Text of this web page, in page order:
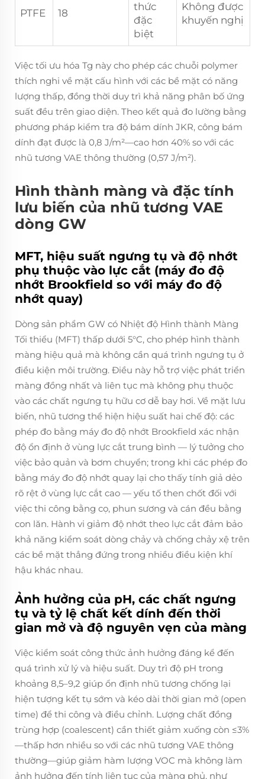
PTFE 18
thức
đặc
biệt
Không được
khuyến nghị
Việc tối ưu hóa Tg này cho phép các chuỗi polymer
thích nghi về mặt cấu hình với các bề mặt có năng
lượng thấp, đồng thời duy trì khả năng phân bố ứng
suất đều trên giao diện. Theo kết quả đo lường bằng
phương pháp kiểm tra độ bám dính JKR, công bám
dính đạt được là 0,8 J/m²—cao hơn 40% so với các
nhũ tương VAE thông thường (0,57 J/m²).
Hình thành màng và đặc tính
lưu biến của nhũ tương VAE
dòng GW
MFT, hiệu suất ngưng tụ và độ nhớt
phụ thuộc vào lực cắt (máy đo độ
nhớt Brookfield so với máy đo độ
nhớt quay)
Dòng sản phẩm GW có Nhiệt độ Hình thành Màng
Tối thiểu (MFT) thấp dưới 5°C, cho phép hình thành
màng hiệu quả mà không cần quá trình ngưng tụ ở
điều kiện môi trường. Điều này hỗ trợ việc phát triển
màng đồng nhất và liên tục mà không phụ thuộc
vào các chất ngưng tụ hữu cơ dễ bay hơi. Về mặt lưu
biến, nhũ tương thể hiện hiệu suất hai chế độ: các
phép đo bằng máy đo độ nhớt Brookfield xác nhận
độ ổn định ở vùng lực cắt trung bình — lý tưởng cho
việc bảo quản và bơm chuyển; trong khi các phép đo
bằng máy đo độ nhớt quay lại cho thấy tính giả dẻo
rõ rệt ở vùng lực cắt cao — yếu tố then chốt đối với
việc thi công bằng cọ, phun sương và cán đều bằng
con lăn. Hành vi giảm độ nhớt theo lực cắt đảm bảo
khả năng kiểm soát dòng chảy và chống chảy xệ trên
các bề mặt thẳng đứng trong nhiều điều kiện khí
hậu khác nhau.
Ảnh hưởng của pH, các chất ngưng
tụ và tỷ lệ chất kết dính đến thời
gian mở và độ nguyên vẹn của màng
Việc kiểm soát công thức ảnh hưởng đáng kể đến
quá trình xử lý và hiệu suất. Duy trì độ pH trong
khoảng 8,5–9,2 giúp ổn định nhũ tương chống lại
hiện tượng kết tụ sớm và kéo dài thời gian mở (open
time) để thi công và điều chỉnh. Lượng chất đồng
trùng hợp (coalescent) cần thiết giảm xuống còn ≤3%
—thấp hơn nhiều so với các nhũ tương VAE thông
thường—giúp giảm hàm lượng VOC mà không làm
ảnh hưởng đến tính liên tục của màng phủ, như